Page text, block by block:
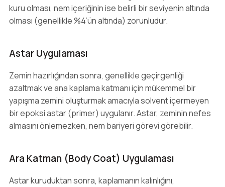
kuru olması, nem içeriğinin ise belirli bir seviyenin altında
olması (genellikle %4’ün altında) zorunludur.
Astar Uygulaması
Zemin hazırlığından sonra, genellikle geçirgenliği
azaltmak ve ana kaplama katmanı için mükemmel bir
yapışma zemini oluşturmak amacıyla solvent içermeyen
bir epoksi astar (primer) uygulanır. Astar, zeminin nefes
almasını önlemezken, nem bariyeri görevi görebilir.
Ara Katman (Body Coat) Uygulaması
Astar kuruduktan sonra, kaplamanın kalınlığını,